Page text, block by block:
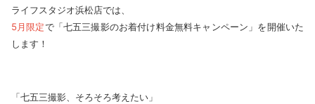
ライフスタジオ浜松店では、
5月限定で「七五三撮影のお着付け料金無料キャンペーン」を開催いた
します！
「七五三撮影、そろそろ考えたい」